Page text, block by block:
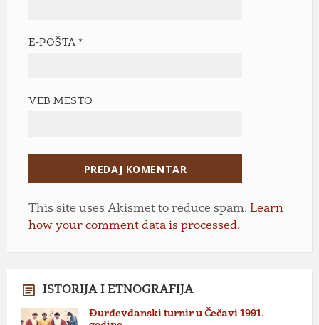
E-POŠTA*
VEB MESTO
This site uses Akismet to reduce spam. Learn
how your comment data is processed.
ISTORIJA I ETNOGRAFIJA
Đurđevdanski turnir u Čečavi 1991.